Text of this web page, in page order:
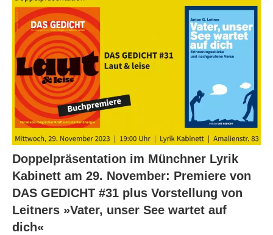
Doppelpräsentation im Münchner Lyrik
Kabinett am 29. November: Premiere von
DAS GEDICHT #31 plus Vorstellung von
Leitners »Vater, unser See wartet auf
dich«